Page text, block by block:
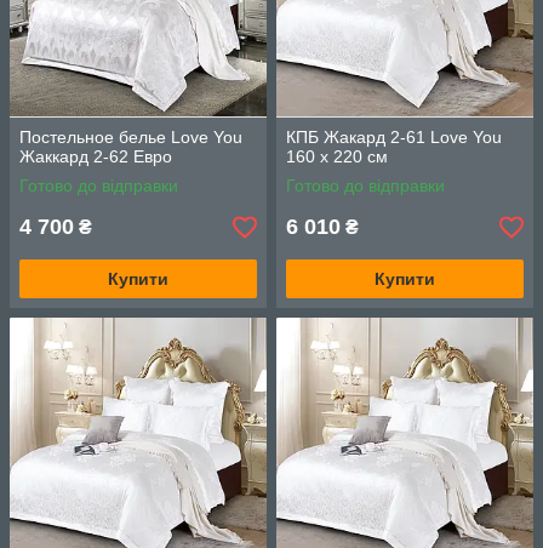
Постельное белье Love You
Жаккард 2-62 Евро
Готово до відправки
4 700 ₴
Купити
КПБ Жакард 2-61 Love You
160 x 220 см
Готово до відправки
6 010 ₴
Купити